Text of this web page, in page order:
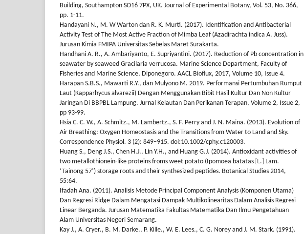
Building, Southampton SO16 7PX, UK. Journal of Experimental Botany, Vol. 53, No. 366,
pp. 1-11.
Handayani N., M. W Warton dan R. K. Murti. (2017). Identification and Antibacterial
Activity Test of The Most Active Fraction of Mimba Leaf (Azadirachta indica A. Juss).
Jurusan Kimia FMIPA Universitas Sebelas Maret Surakarta.
Handhani A. R., A. Ambariyanto, E. Supriyantini. (2017). Reduction of Pb concentration in
seawater by seaweed Gracilaria verrucosa. Marine Science Department, Faculty of
Fisheries and Marine Science, Diponegoro. AACL Bioflux, 2017, Volume 10, Issue 4.
Harapan S.B.S., Mawarti R.Y., dan Mulyono M. 2019. Performansi Pertumbuhan Rumput
Laut (Kapparhycus alvarezii) Dengan Menggunakan Bibit Hasil Kultur Dan Non Kultur
Jaringan Di BBPBL Lampung. Jurnal Kelautan Dan Perikanan Terapan, Volume 2, Issue 2,
pp 93-99.
Hsia C. C. W., A. Schmitz., M. Lambertz., S. F. Perry and J. N. Maina. (2013). Evolution of
Air Breathing: Oxygen Homeostasis and the Transitions from Water to Land and Sky.
Correspondence Physiol. 3 (2): 849–915. doi:10.1002/cphy.c120003.
Huang S., Deng J.S., Chen H.J., Lin Y.H., and Huang G.J. (2014). Antioxidant activities of
two metallothionein-like proteins froms weet potato (Ipomoea batatas [L.] Lam.
‘Tainong 57’) storage roots and their synthesized peptides. Botanical Studies 2014,
55:64.
Ifadah Ana. (2011). Analisis Metode Principal Component Analysis (Komponen Utama)
Dan Regresi Ridge Dalam Mengatasi Dampak Multikolinearitas Dalam Analisis Regresi
Linear Berganda. Jurusan Matematika Fakultas Matematika Dan Ilmu Pengetahuan
Alam Universitas Negeri Semarang.
Kay J., A. Cryer., B. M. Darke., P. Kille., W. E. Lees., C. G. Norey and J. M. Stark. (1991).